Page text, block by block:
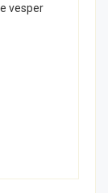
vesper